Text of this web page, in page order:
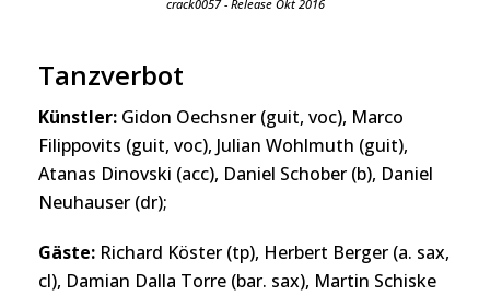
crack0057 - Release Okt 2016
Tanzverbot
Künstler: Gidon Oechsner (guit, voc), Marco
Filippovits (guit, voc), Julian Wohlmuth (guit),
Atanas Dinovski (acc), Daniel Schober (b), Daniel
Neuhauser (dr);
Gäste: Richard Köster (tp), Herbert Berger (a. sax,
cl), Damian Dalla Torre (bar. sax), Martin Schiske